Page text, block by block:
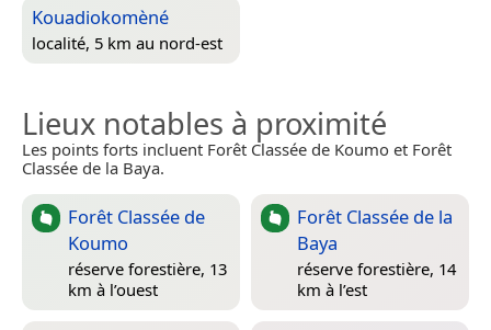
Kouadiokomèné
localité, 5 km au nord-est
Lieux notables à proximité
Les points forts incluent Forêt Classée de Koumo et Forêt
Classée de la Baya.
Forêt Classée de
Koumo
réserve forestière, 13
km à l’ouest
Forêt Classée de la
Baya
réserve forestière, 14
km à l’est